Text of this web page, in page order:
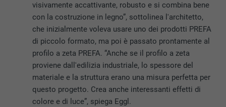
visivamente accattivante, robusto e si combina bene
con la costruzione in legno”, sottolinea l'architetto,
che inizialmente voleva usare uno dei prodotti PREFA
di piccolo formato, ma poi è passato prontamente al
profilo a zeta PREFA. “Anche se il profilo a zeta
proviene dall'edilizia industriale, lo spessore del
materiale e la struttura erano una misura perfetta per
questo progetto. Crea anche interessanti effetti di
colore e di luce”, spiega Eggl.